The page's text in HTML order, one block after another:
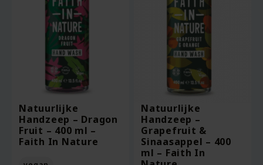
Natuurlijke
Handzeep – Dragon
Fruit – 400 ml –
Faith In Nature
Natuurlijke
Handzeep –
Grapefruit &
Sinaasappel – 400
ml – Faith In